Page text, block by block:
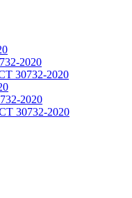
2020
30732-2020
2020
30732-2020